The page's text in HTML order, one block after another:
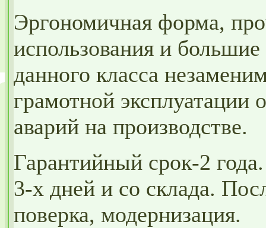
Эргономичная форма,
использования и
данного класса
грамотной эксплуатации
аварий на производстве.
Гарантийный срок-2
3-х дней и со склада.
поверка, модернизация.